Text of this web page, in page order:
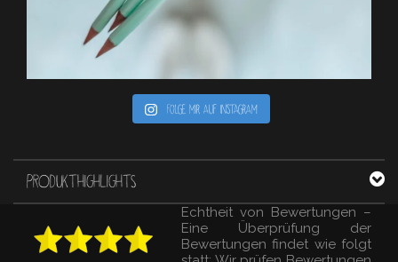
Folge mir auf Instagram
PRODUKTHIGHLIGHTS
Echtheit von Bewertungen –
Eine Überprüfung der
Bewertungen findet wie folgt